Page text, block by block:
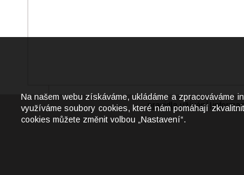
pravidla užívání
Na našem webu získáváme, ukládáme a zpracováváme
využíváme soubory cookies, které nám pomáhají
cookies můžete změnit volbou „Nastavení“.